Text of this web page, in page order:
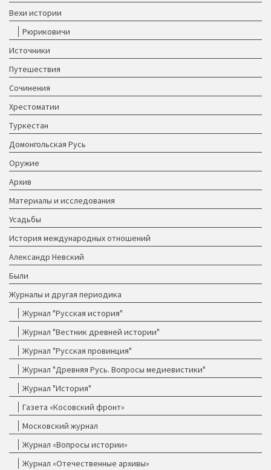
Вехи истории
Рюриковичи
Источники
Путешествия
Сочинения
Хрестоматии
Туркестан
Домонгольская Русь
Оружие
Архив
Материалы и исследования
Усадьбы
История международных отношений
Александр Невский
Были
Журналы и другая периодика
Журнал "Русская история"
Журнал "Вестник древней истории"
Журнал "Русская провинция"
Журнал "Древняя Русь. Вопросы медиевистики"
Журнал "История"
Газета «Косовский фронт»
Московский журнал
Журнал «Вопросы истории»
Журнал «Отечественные архивы»